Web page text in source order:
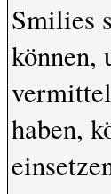
Smilies
können,
haben,